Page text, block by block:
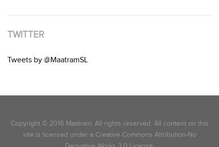
TWITTER
Tweets by @MaatramSL
Copyright © 2016 Maatram. All rights reserved. All content on this
site is licensed under a Creative Commons Attribution-No